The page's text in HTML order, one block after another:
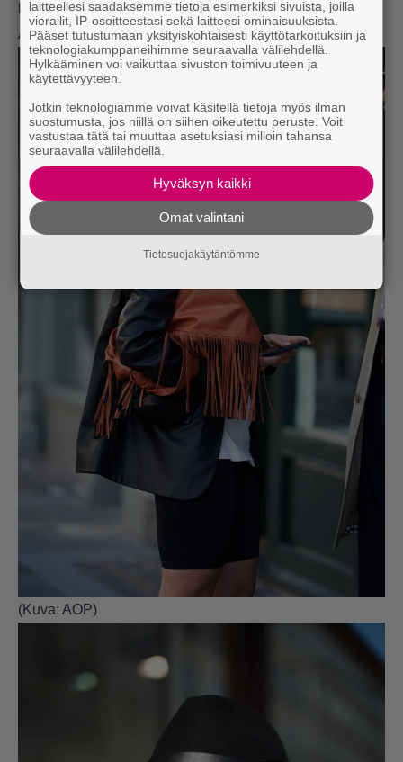
hapsuja. (Kuva: AOP)
Arjessa
(Kuva: AOP)
laitteellesi saadaksemme tietoja esimerkiksi sivuista, joilla
vierailit, IP-osoitteestasi sekä laitteesi ominaisuuksista.
Pääset tutustumaan yksityiskohtaisesti käyttötarkoituksiin ja
teknologiakumppaneihimme seuraavalla välilehdellä.
Hylkääminen voi vaikuttaa sivuston toimivuuteen ja
käytettävyyteen.
Jotkin teknologiamme voivat käsitellä tietoja myös ilman
suostumusta, jos niillä on siihen oikeutettu peruste. Voit
vastustaa tätä tai muuttaa asetuksiasi milloin tahansa
seuraavalla välilehdellä.
Hyväksyn kaikki
Omat valintani
Tietosuojakäytäntömme